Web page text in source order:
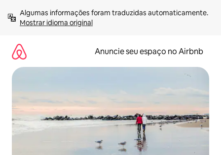
para
Mostrar idioma original
Anuncie seu espaço no Airbnb